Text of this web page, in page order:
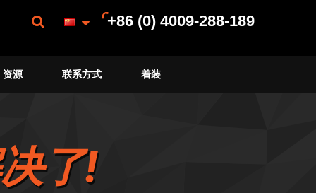
+86 (0) 4009-288-189
资源 联系方式 着装
了!